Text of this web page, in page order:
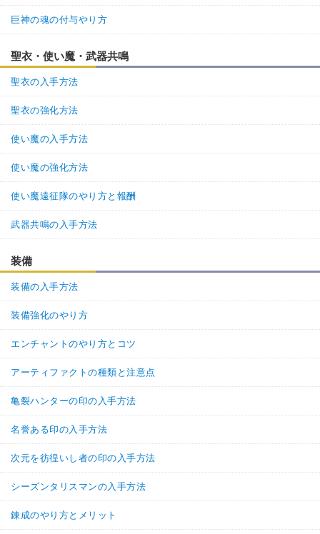
巨神の魂の付与やり方
聖衣・使い魔・武器共鳴
聖衣の入手方法
聖衣の強化方法
使い魔の入手方法
使い魔の強化方法
使い魔遠征隊のやり方と報酬
武器共鳴の入手方法
装備
装備の入手方法
装備強化のやり方
エンチャントのやり方とコツ
アーティファクトの種類と注意点
亀裂ハンターの印の入手方法
名誉ある印の入手方法
次元を彷徨いし者の印の入手方法
シーズンタリスマンの入手方法
錬成のやり方とメリット